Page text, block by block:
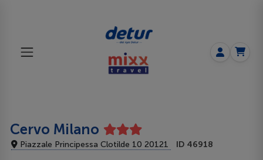
Cervo Milano
Piazzale Principessa Clotilde 10 20121 ID 46918